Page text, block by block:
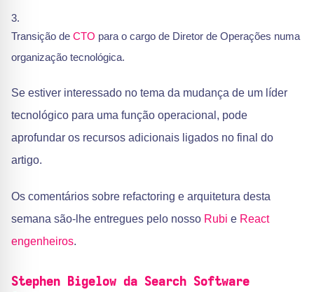
Transição de CTO para o cargo de Diretor de Operações numa
organização tecnológica.
Se estiver interessado no tema da mudança de um líder
tecnológico para uma função operacional, pode
aprofundar os recursos adicionais ligados no final do
artigo.
Os comentários sobre refactoring e arquitetura desta
semana são-lhe entregues pelo nosso Rubi e React
engenheiros.
Stephen Bigelow da Search Software